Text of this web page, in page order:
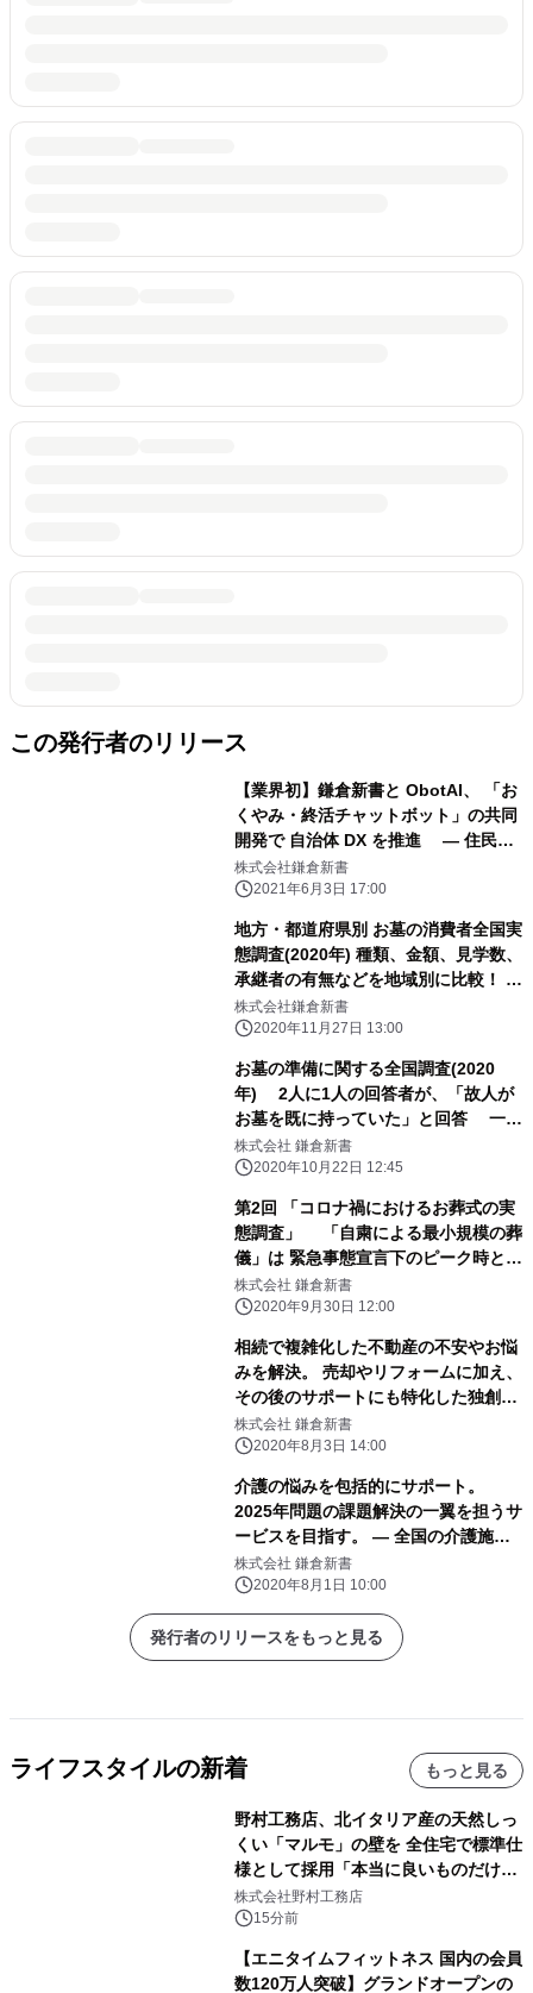
この発行者のリリース
【業界初】鎌倉新書と ObotAI、 「お
くやみ・終活チャットボット」の共同
開発で 自治体 DX を推進 ― 住民が
抱える死亡・相続の課題をリアルタイ
ムで解決、 自治体窓口業務の負担も軽
株式会社鎌倉新書
2021年6月3日 17:00
地方・都道府県別 お墓の消費者全国実
態調査(2020年) 種類、金額、見学数、
承継者の有無などを地域別に比較！ 地
価や立地が影響し、一都三県ではとり
わけ高額になる傾向
株式会社鎌倉新書
2020年11月27日 13:00
お墓の準備に関する全国調査(2020
年) 2人に1人の回答者が、「故人が
お墓を既に持っていた」と回答 一生
に一度のお墓の購入に納得し、次世代
のための準備を
株式会社 鎌倉新書
2020年10月22日 12:45
第2回 「コロナ禍におけるお葬式の実
態調査」 「自粛による最小規模の葬
儀」は 緊急事態宣言下のピーク時と比
較して緩やかに。
株式会社 鎌倉新書
2020年9月30日 12:00
相続で複雑化した不動産の不安やお悩
みを解決。 売却やリフォームに加え、
その後のサポートにも特化した独創的
な新サービス。 ― 「いい不動産」
2020年8月3日開始 ―
株式会社 鎌倉新書
2020年8月3日 14:00
介護の悩みを包括的にサポート。
2025年問題の課題解決の一翼を担うサ
ービスを目指す。 ― 全国の介護施設
探し「いい介護」2020年8月1日開始
―
株式会社 鎌倉新書
2020年8月1日 10:00
発行者のリリースをもっと見る
ライフスタイルの新着 もっと見る
野村工務店、北イタリア産の天然しっ
くい「マルモ」の壁を 全住宅で標準仕
様として採用「本当に良いものだけに
こだわる」
株式会社野村工務店
15分前
【エニタイムフィットネス 国内の会員
数120万人突破】グランドオープンの